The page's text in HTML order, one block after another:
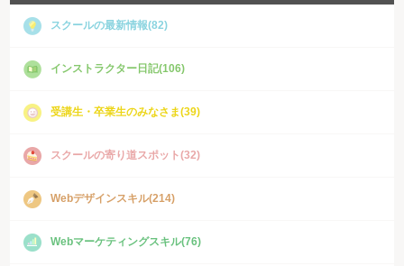
スクールの最新情報(82)
インストラクター日記(106)
受講生・卒業生のみなさま(39)
スクールの寄り道スポット(32)
Webデザインスキル(214)
Webマーケティングスキル(76)